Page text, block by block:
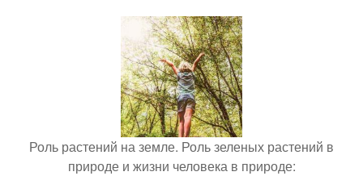
Роль растений на земле. Роль зеленых растений в
природе и жизни человека в природе: